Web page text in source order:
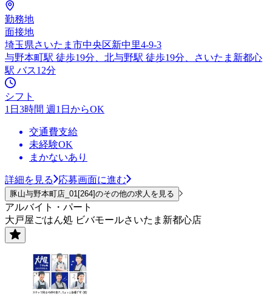
勤務地
面接地
埼玉県さいたま市中央区新中里4-9-3
与野本町駅 徒歩19分、北与野駅 徒歩19分、さいたま新都心
駅 バス12分
シフト
1日3時間 週1日からOK
交通費支給
未経験OK
まかないあり
詳細を見る 応募画面に進む
豚山与野本町店_01[264]のその他の求人を見る
アルバイト・パート
大戸屋ごはん処 ビバモールさいたま新都心店